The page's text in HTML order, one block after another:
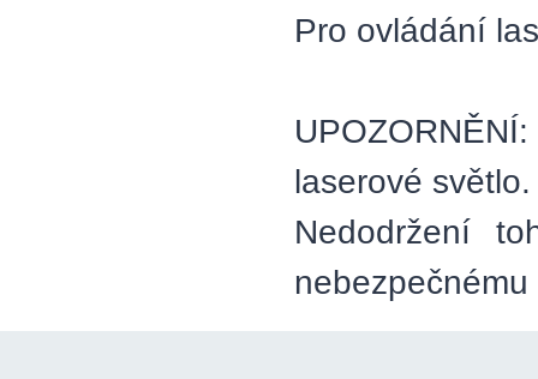
Pro ovládání
UPOZORNĚNÍ:
laserové
Nedodržení